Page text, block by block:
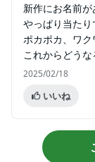
新作にお名前
やっぱり当たり
ポカポカ、ワク
これからどう
2025/02/18
いいね